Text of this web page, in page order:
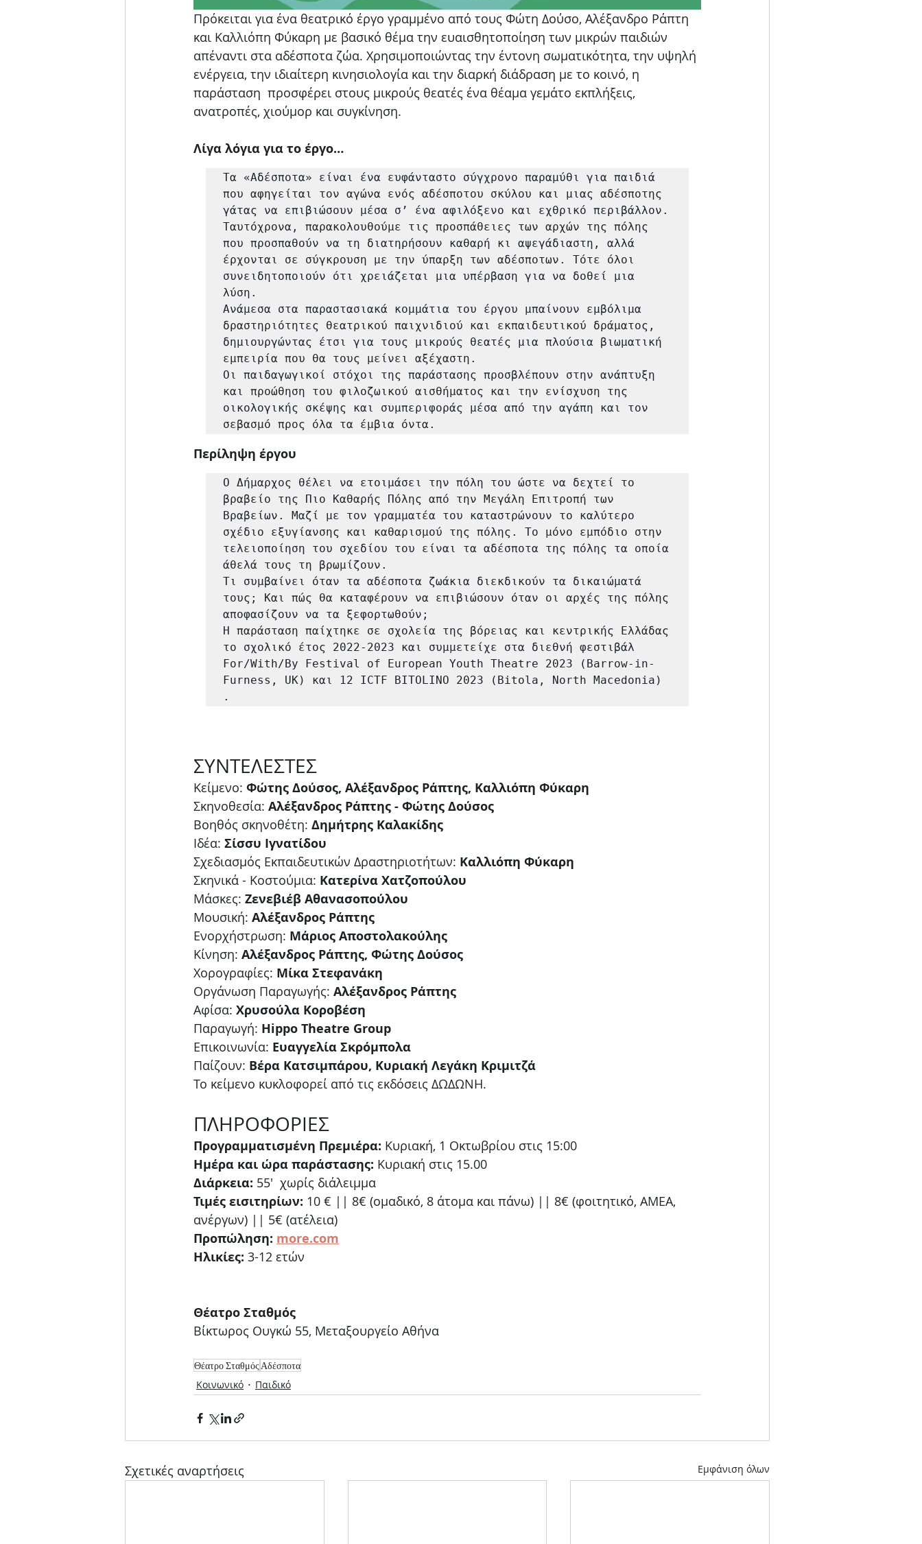
Πρόκειται για ένα θεατρικό έργο γραμμένο από τους Φώτη Δούσο, Αλέξανδρο Ράπτη
και Καλλιόπη Φύκαρη με βασικό θέμα την ευαισθητοποίηση των μικρών παιδιών
απέναντι στα αδέσποτα ζώα. Χρησιμοποιώντας την έντονη σωματικότητα, την υψηλή
ενέργεια, την ιδιαίτερη κινησιολογία και την διαρκή διάδραση με το κοινό, η
παράσταση  προσφέρει στους μικρούς θεατές ένα θέαμα γεμάτο εκπλήξεις,
ανατροπές, χιούμορ και συγκίνηση.
Λίγα λόγια για το έργο…
Τα «Αδέσποτα» είναι ένα ευφάνταστο σύγχρονο παραμύθι για παιδιά
που αφηγείται τον αγώνα ενός αδέσποτου σκύλου και μιας αδέσποτης
γάτας να επιβιώσουν μέσα σ’ ένα αφιλόξενο και εχθρικό περιβάλλον.
Ταυτόχρονα, παρακολουθούμε τις προσπάθειες των αρχών της πόλης
που προσπαθούν να τη διατηρήσουν καθαρή κι αψεγάδιαστη, αλλά
έρχονται σε σύγκρουση με την ύπαρξη των αδέσποτων. Τότε όλοι
συνειδητοποιούν ότι χρειάζεται μια υπέρβαση για να δοθεί μια
λύση.
Ανάμεσα στα παραστασιακά κομμάτια του έργου μπαίνουν εμβόλιμα
δραστηριότητες θεατρικού παιχνιδιού και εκπαιδευτικού δράματος,
δημιουργώντας έτσι για τους μικρούς θεατές μια πλούσια βιωματική
εμπειρία που θα τους μείνει αξέχαστη.
Οι παιδαγωγικοί στόχοι της παράστασης προσβλέπουν στην ανάπτυξη
και προώθηση του φιλοζωικού αισθήματος και την ενίσχυση της
οικολογικής σκέψης και συμπεριφοράς μέσα από την αγάπη και τον
σεβασμό προς όλα τα έμβια όντα.
Περίληψη έργου
Ο Δήμαρχος θέλει να ετοιμάσει την πόλη του ώστε να δεχτεί το
βραβείο της Πιο Καθαρής Πόλης από την Μεγάλη Επιτροπή των
Βραβείων. Μαζί με τον γραμματέα του καταστρώνουν το καλύτερο
σχέδιο εξυγίανσης και καθαρισμού της πόλης. Το μόνο εμπόδιο στην
τελειοποίηση του σχεδίου του είναι τα αδέσποτα της πόλης τα οποία
άθελά τους τη βρωμίζουν.
Τι συμβαίνει όταν τα αδέσποτα ζωάκια διεκδικούν τα δικαιώματά
τους; Και πώς θα καταφέρουν να επιβιώσουν όταν οι αρχές της πόλης
αποφασίζουν να τα ξεφορτωθούν;
Η παράσταση παίχτηκε σε σχολεία της βόρειας και κεντρικής Ελλάδας
το σχολικό έτος 2022-2023 και συμμετείχε στα διεθνή φεστιβάλ
For/With/By Festival of European Youth Theatre 2023 (Barrow-in-
Furness, UK) και 12 ICTF BITOLINO 2023 (Bitola, North Macedonia)
.
ΣΥΝΤΕΛΕΣΤΕΣ
Κείμενο: Φώτης Δούσος, Αλέξανδρος Ράπτης, Καλλιόπη Φύκαρη
Σκηνοθεσία: Αλέξανδρος Ράπτης - Φώτης Δούσος
Βοηθός σκηνοθέτη: Δημήτρης Καλακίδης
Ιδέα: Σίσσυ Ιγνατίδου
Σχεδιασμός Εκπαιδευτικών Δραστηριοτήτων: Καλλιόπη Φύκαρη
Σκηνικά - Κοστούμια: Κατερίνα Χατζοπούλου
Μάσκες: Ζενεβιέβ Αθανασοπούλου
Μουσική: Αλέξανδρος Ράπτης
Ενορχήστρωση: Μάριος Αποστολακούλης
Κίνηση: Αλέξανδρος Ράπτης, Φώτης Δούσος
Χορογραφίες: Μίκα Στεφανάκη
Οργάνωση Παραγωγής: Αλέξανδρος Ράπτης
Αφίσα: Χρυσούλα Κοροβέση
Παραγωγή: Hippo Theatre Group
Επικοινωνία: Ευαγγελία Σκρόμπολα
Παίζουν: Βέρα Κατσιμπάρου, Κυριακή Λεγάκη Κριμιτζά
Το κείμενο κυκλοφορεί από τις εκδόσεις ΔΩΔΩΝΗ.
ΠΛΗΡΟΦΟΡΙΕΣ
Προγραμματισμένη Πρεμιέρα: Κυριακή, 1 Οκτωβρίου στις 15:00
Ημέρα και ώρα παράστασης: Κυριακή στις 15.00
Διάρκεια: 55'  χωρίς διάλειμμα
Τιμές εισιτηρίων: 10 € || 8€ (ομαδικό, 8 άτομα και πάνω) || 8€ (φοιτητικό, ΑΜΕΑ,
ανέργων) || 5€ (ατέλεια)
Προπώληση: more.com
Ηλικίες: 3-12 ετών
Θέατρο Σταθμός
Βίκτωρος Ουγκώ 55, Μεταξουργείο Αθήνα
Θέατρο ΣταθμόςΑδέσποτα
Κοινωνικό
Παιδικό
Σχετικές αναρτήσεις Εμφάνιση όλων